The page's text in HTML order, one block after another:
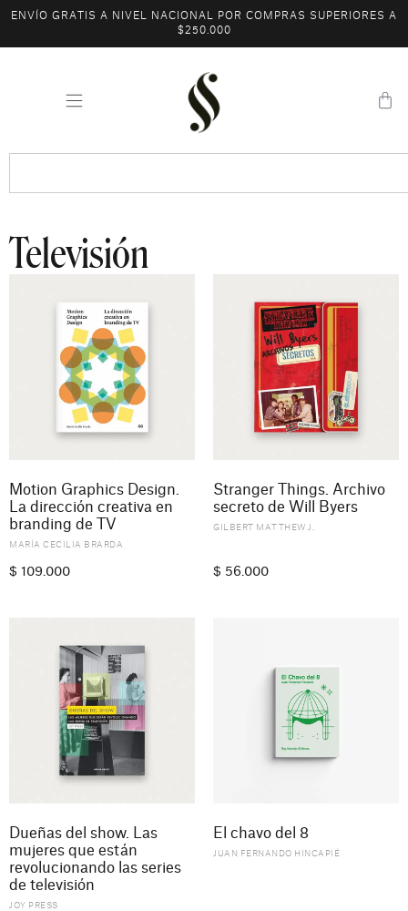
ENVÍO GRATIS A NIVEL NACIONAL POR COMPRAS SUPERIORES A
$250.000
Televisión
Motion Graphics Design.
La dirección creativa en
branding de TV
MARÍA CECILIA BRARDA
$ 109.000
Stranger Things. Archivo
secreto de Will Byers
GILBERT MATTHEW J.
$ 56.000
Dueñas del show. Las
mujeres que están
revolucionando las series
de televisión
JOY PRESS
El chavo del 8
JUAN FERNANDO HINCAPIÉ